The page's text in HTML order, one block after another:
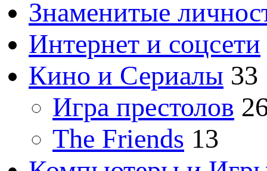
Знаменитые
Интернет и соцсети
Кино и Сериалы 33
Игра престолов
The Friends 13